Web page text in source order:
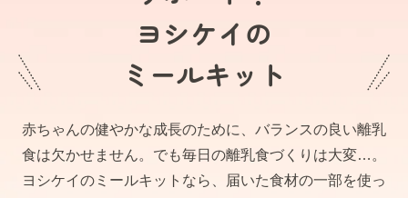
ヨシケイの
ミールキット
赤ちゃんの健やかな成長のために、バランスの良い離乳
食は欠かせません。でも毎日の離乳食づくりは大変…。
ヨシケイのミールキットなら、届いた食材の一部を使っ